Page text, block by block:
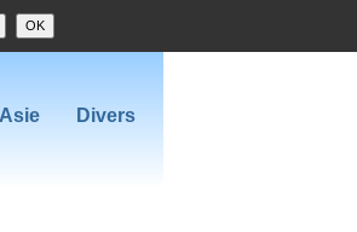
OK
Asie Divers